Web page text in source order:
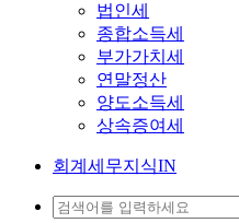
법인세
종합소득세
부가가치세
연말정산
양도소득세
상속증여세
회계세무지식IN